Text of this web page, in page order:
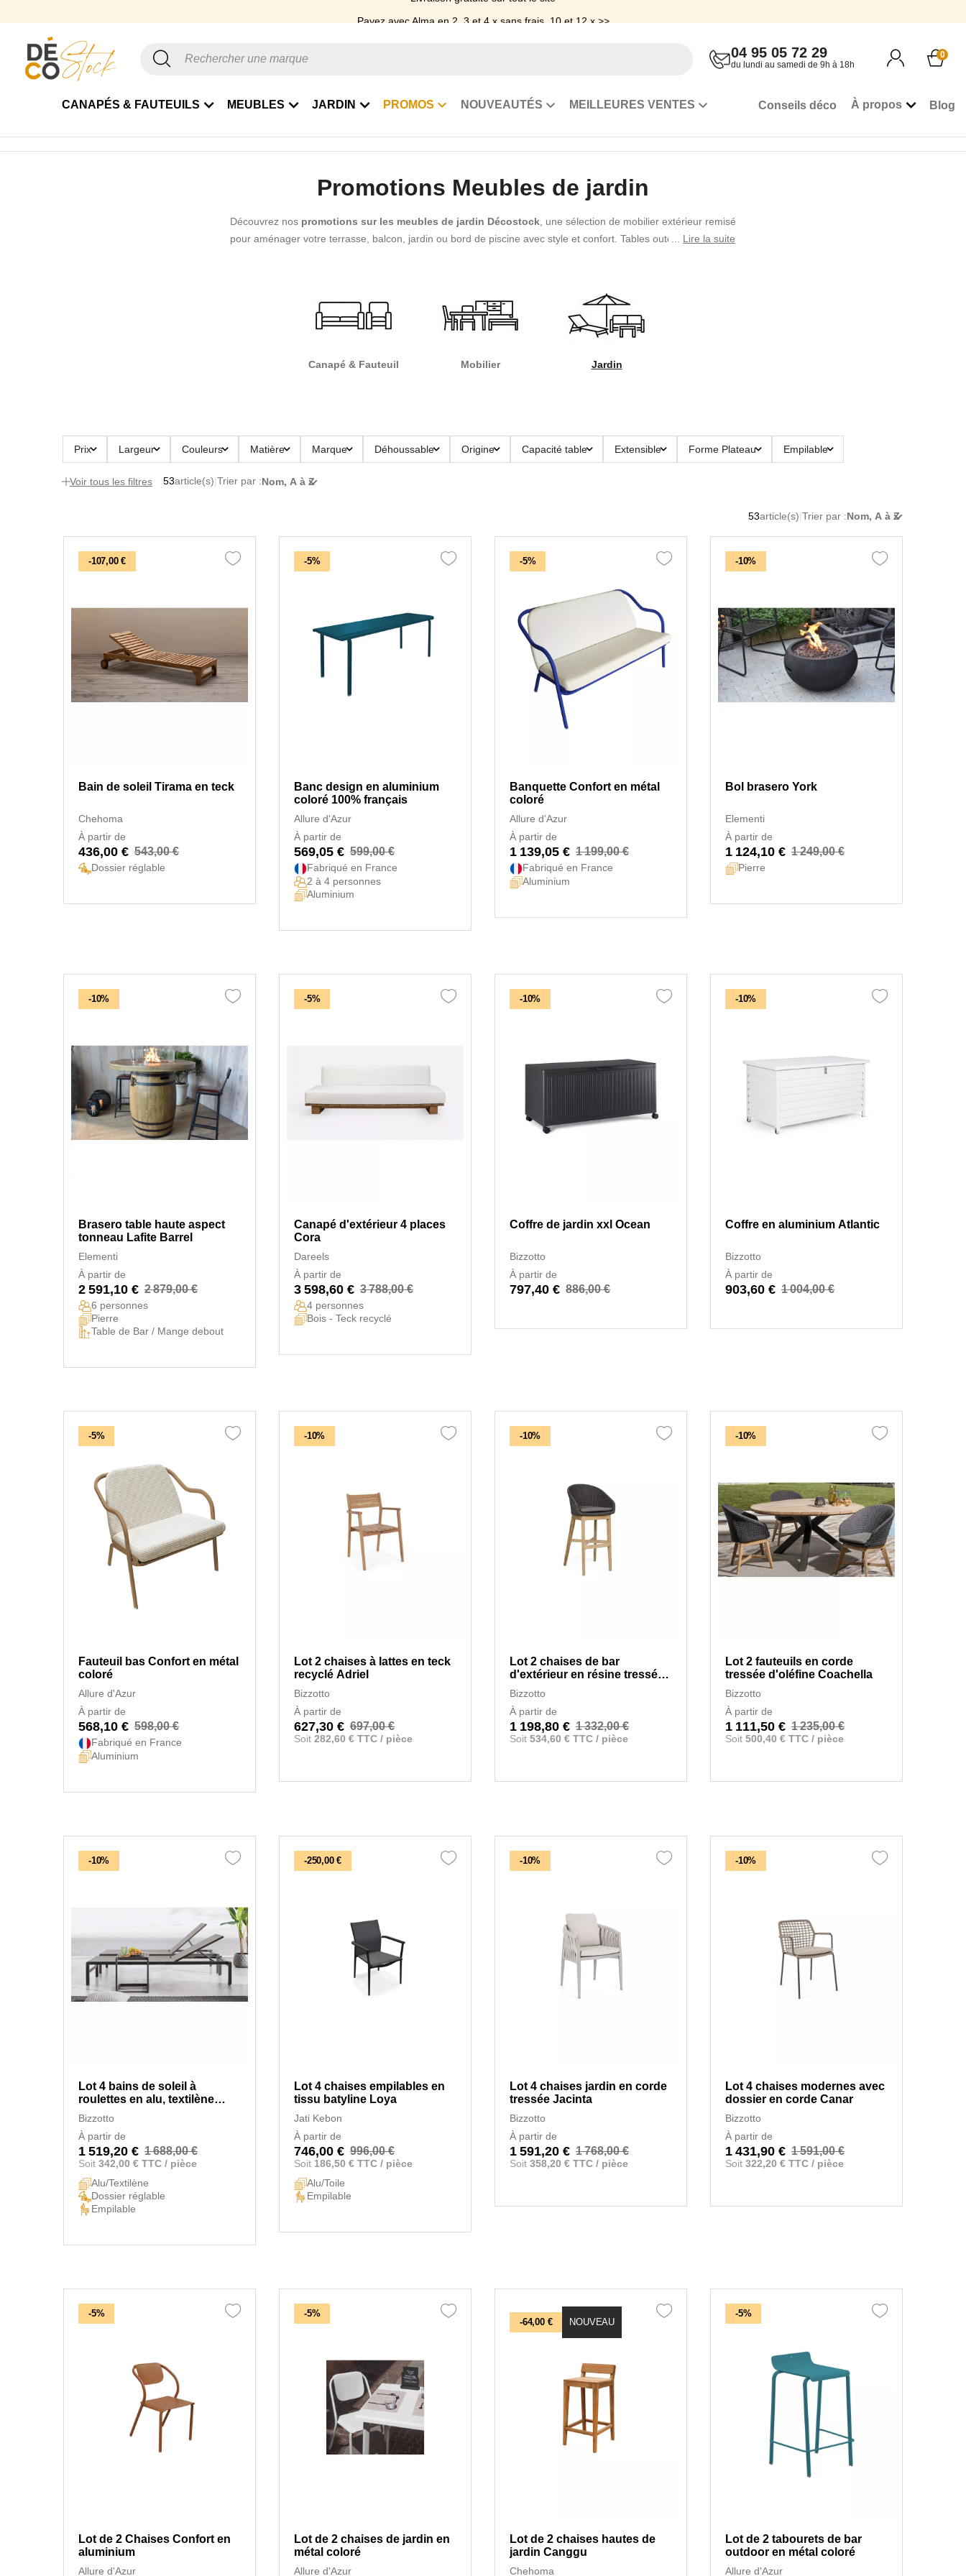
Payez avec Alma en 2, 3 et 4 x sans frais, 10 et 12 x >>
CANAPÉS & FAUTEUILS MEUBLES JARDIN PROMOS NOUVEAUTÉS MEILLEURES VENTES Conseils déco À propos Blog
04 95 05 72 29
du lundi au samedi de 9h à 18h
0
Promotions Meubles de jardin
Découvrez nos promotions sur les meubles de jardin Décostock , une sélection de mobilier extérieur remisé
pour aménager votre terrasse, balcon, jardin ou bord de piscine avec style et confort. Tables outdoor, salons de
trouvez plus facilement un meuble de jardin durable, confortable et cohérent avec votre ambiance extérieure.
Lire la suite
Canapé & Fauteuil Mobilier Jardin
Prix Largeur Couleurs Matière Marque Déhoussable Origine Capacité table Extensible Forme Plateau Empilable
Voir tous les filtres 53article(s)|Trier par :Nom, A à Z
53article(s)|Trier par :Nom, A à Z
-107,00 €
Bain de soleil Tirama en teck
Chehoma
À partir de
436,00 € 543,00 €
Dossier réglable
-5%
Banc design en aluminium
coloré 100% français
Allure d'Azur
À partir de
569,05 € 599,00 €
Fabriqué en France
2 à 4 personnes
Aluminium
-5%
Banquette Confort en métal
coloré
Allure d'Azur
À partir de
1 139,05 € 1 199,00 €
Fabriqué en France
Aluminium
-10%
Bol brasero York
Elementi
À partir de
1 124,10 € 1 249,00 €
Pierre
-10%
Brasero table haute aspect
tonneau Lafite Barrel
Elementi
À partir de
2 591,10 € 2 879,00 €
6 personnes
Pierre
Table de Bar / Mange debout
-5%
Canapé d'extérieur 4 places
Cora
Dareels
À partir de
3 598,60 € 3 788,00 €
4 personnes
Bois - Teck recyclé
-10%
Coffre de jardin xxl Ocean
Bizzotto
À partir de
797,40 € 886,00 €
-10%
Coffre en aluminium Atlantic
Bizzotto
À partir de
903,60 € 1 004,00 €
-5%
Fauteuil bas Confort en métal
coloré
Allure d'Azur
À partir de
568,10 € 598,00 €
Fabriqué en France
Aluminium
-10%
Lot 2 chaises à lattes en teck
recyclé Adriel
Bizzotto
À partir de
627,30 € 697,00 €
Soit 282,60 € TTC / pièce
-10%
Lot 2 chaises de bar
d'extérieur en résine tressée
Coachella
Bizzotto
À partir de
1 198,80 € 1 332,00 €
Soit 534,60 € TTC / pièce
-10%
Lot 2 fauteuils en corde
tressée d'oléfine Coachella
Bizzotto
À partir de
1 111,50 € 1 235,00 €
Soit 500,40 € TTC / pièce
-10%
Lot 4 bains de soleil à
roulettes en alu, textilène
Konnor
Bizzotto
À partir de
1 519,20 € 1 688,00 €
Soit 342,00 € TTC / pièce
Alu/Textilène
Dossier réglable
Empilable
-250,00 €
Lot 4 chaises empilables en
tissu batyline Loya
Jati Kebon
À partir de
746,00 € 996,00 €
Soit 186,50 € TTC / pièce
Alu/Toile
Empilable
-10%
Lot 4 chaises jardin en corde
tressée Jacinta
Bizzotto
À partir de
1 591,20 € 1 768,00 €
Soit 358,20 € TTC / pièce
-10%
Lot 4 chaises modernes avec
dossier en corde Canar
Bizzotto
À partir de
1 431,90 € 1 591,00 €
Soit 322,20 € TTC / pièce
-5%
Lot de 2 Chaises Confort en
aluminium
Allure d'Azur
-5%
Lot de 2 chaises de jardin en
métal coloré
Allure d'Azur
-64,00 € NOUVEAU
Lot de 2 chaises hautes de
jardin Canggu
Chehoma
-5%
Lot de 2 tabourets de bar
outdoor en métal coloré
Allure d'Azur